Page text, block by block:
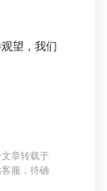
望，我们
章转载于
服，待确